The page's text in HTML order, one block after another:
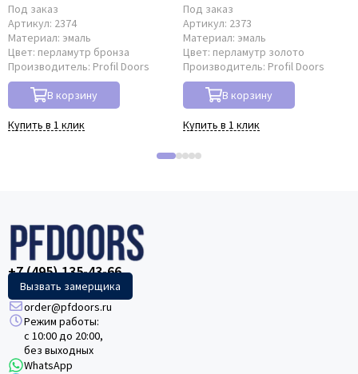
Под заказ
Артикул: 2374
Материал: эмаль
Цвет: перламутр бронза
Производитель: Profil Doors
В корзину
Купить в 1 клик
Под заказ
Артикул: 2373
Материал: эмаль
Цвет: перламутр золото
Производитель: Profil Doors
В корзину
Купить в 1 клик
+7 (495) 135-43-66
Вызвать замерщика
order@pfdoors.ru
Режим работы:
с 10:00 до 20:00,
без выходных
WhatsApp